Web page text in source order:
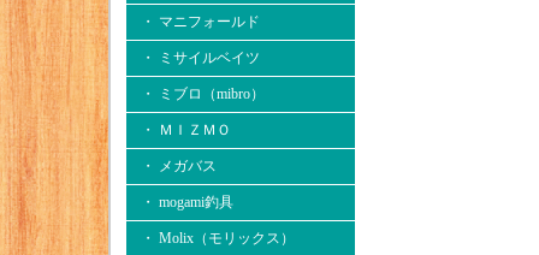
・ マニフォールド
・ ミサイルベイツ
・ ミブロ（mibro）
・ ＭＩＺＭＯ
・ メガバス
・ mogami釣具
・ Molix（モリックス）